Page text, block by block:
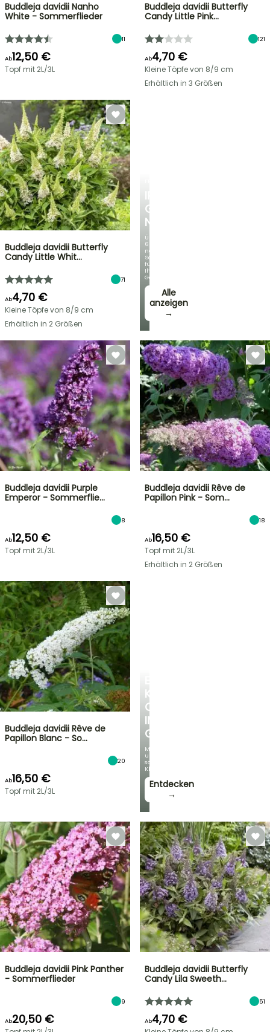
KÜHLE
OASE
IM
GARTEN
Mit
unseren
schönsten
Kletterpflanzen!
Entdecken
→
IRIS
GERMANICA
NEUHEITEN
Über
60
neue
Sorten
für
Ihren
Garten!
Alle
anzeigen
→
Buddleja davidii Nanho
White - Sommerflieder
11
Ab12,50 €
Topf mit 2L/3L
Buddleja davidii Butterfly
Candy Little Pink…
121
Ab4,70 €
Kleine Töpfe von 8/9 cm
Erhältlich in 3 Größen
Buddleja davidii Butterfly
Candy Little Whit…
71
Ab4,70 €
Kleine Töpfe von 8/9 cm
Erhältlich in 2 Größen
Buddleja davidii Purple
Emperor - Sommerflie…
8
Ab12,50 €
Topf mit 2L/3L
Buddleja davidii Rêve de
Papillon Pink - Som…
18
Ab16,50 €
Topf mit 2L/3L
Erhältlich in 2 Größen
Buddleja davidii Rêve de
Papillon Blanc - So…
20
Ab16,50 €
Topf mit 2L/3L
Buddleja davidii Pink Panther
- Sommerflieder
9
Ab20,50 €
Buddleja davidii Butterfly
Candy Lila Sweeth…
51
Ab4,70 €